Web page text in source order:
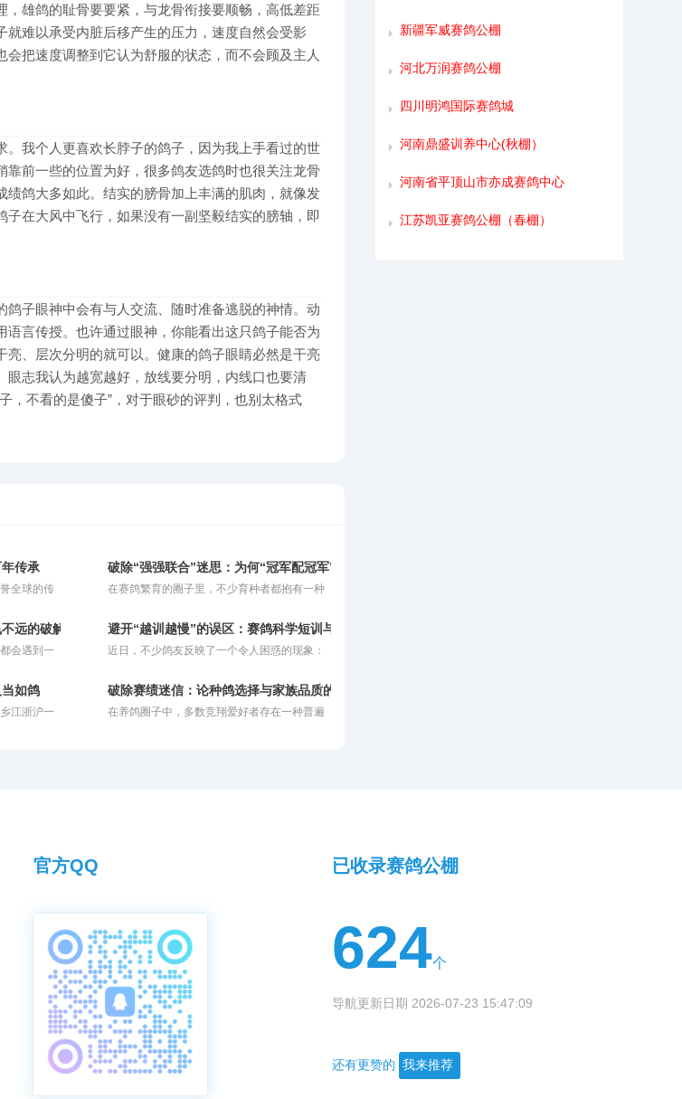
雄鸽的耻骨要要紧，与龙骨衔接要顺畅，高低差距
难以承受内脏后移产生的压力，速度自然会受影
把速度调整到它认为舒服的状态，而不会顾及主人
我个人更喜欢长脖子的鸽子，因为我上手看过的世
前一些的位置为好，很多鸽友选鸽时也很关注龙骨
鸽大多如此。结实的膀骨加上丰满的肌肉，就像发
在大风中飞行，如果没有一副坚毅结实的膀轴，即
子眼神中会有与人交流、随时准备逃脱的神情。动
言传授。也许通过眼神，你能看出这只鸽子能否为
、层次分明的就可以。健康的鸽子眼睛必然是干亮
志我认为越宽越好，放线要分明，内线口也要清
，不看的是傻子”，对于眼砂的评判，也别太格式
传承
全球的传
瞬间的爆
归巢本
考量。同
谐共舞的
成为了集
破除“强强联合”迷思：为何“冠军配冠军”屡屡折戟长程赛？
在赛鸽繁育的圈子里，不少育种者都抱有一种
只冠军鸽相配，理应能诞生出青出于蓝的超级
战将。在他们的惯性思维中，父母双方均已用
赛绩证明了自己的巅峰实力，子代自然应当集
种盲目自信当头棒喝。那些头顶“双冠”光环的
还能凭借天赋一骑绝尘，可一旦被送上500公
远的破解之法与饲料调配
会遇到一
因素交织
的气囊功
经历过高
避开“越训越慢”的误区：赛鸽科学短训与体能恢复指南
近日，不少鸽友反映了一个令人困惑的现象：
越慢。以前进行短距离训放时，鸽子总是早早
归巢，如今鸽主自己都到家许久了，依然有部
分赛鸽在空中徘徊。详细了解其训练日志后不
如鸽
江浙沪一
破除赛绩迷信：论种鸽选择与家族品质的真实博弈
在养鸽圈子中，多数竞翔爱好者存在一种普遍
新疆军威赛鸽公棚
河北万润赛鸽公棚
四川明鸿国际赛鸽城
河南鼎盛训养中心(秋棚）
河南省平顶山市亦成赛鸽中心
江苏凯亚赛鸽公棚（春棚）
官方QQ 已收录赛鸽公棚
624个
导航更新日期 2026-07-23 15:47:09
还有更赞的 我来推荐